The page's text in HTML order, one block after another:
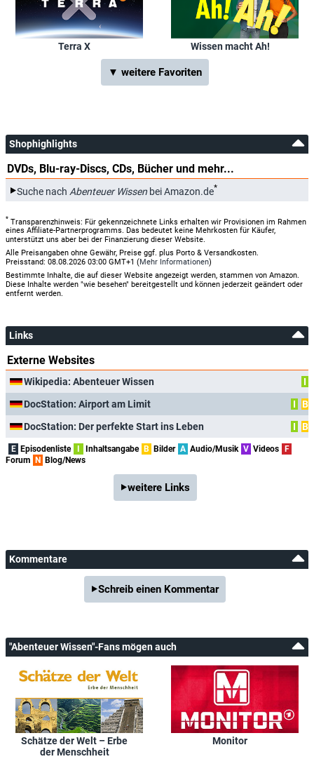
Terra X Wissen macht Ah!
▼ weitere Favoriten
Shophighlights
DVDs, Blu-ray-Discs, CDs, Bücher und mehr...
Suche nach Abenteuer Wissen bei Amazon.de*
* Transparenzhinweis: Für gekennzeichnete Links erhalten wir Provisionen im Rahmen
eines Affiliate-Partnerprogramms. Das bedeutet keine Mehrkosten für Käufer,
unterstützt uns aber bei der Finanzierung dieser Website.
Alle Preisangaben ohne Gewähr, Preise ggf. plus Porto & Versandkosten.
Preisstand: 08.08.2026 03:00 GMT+1 (Mehr Informationen)
Bestimmte Inhalte, die auf dieser Website angezeigt werden, stammen von Amazon.
Diese Inhalte werden "wie besehen" bereitgestellt und können jederzeit geändert oder
entfernt werden.
Links
Externe Websites
Wikipedia: Abenteuer Wissen
I
DocStation: Airport am Limit
I
B
DocStation: Der perfekte Start ins Leben
I B
E Episodenliste Inhaltsangabe B Bilder A Audio/Musik V Videos
F
Forum
N Blog/News
weitere Links
Kommentare
Schreib einen Kommentar
"Abenteuer Wissen"-Fans mögen auch
Schätze der Welt – Erbe
der Menschheit
Monitor